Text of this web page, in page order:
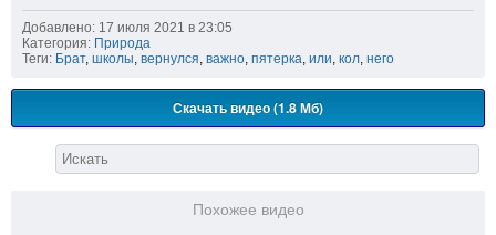
Добавлено: 17 июля 2021 в 23:05
Категория: Природа
Теги: Брат, школы вернулся важно пятерка или кол него
Скачать видео (1.8 Мб)
Похожее видео